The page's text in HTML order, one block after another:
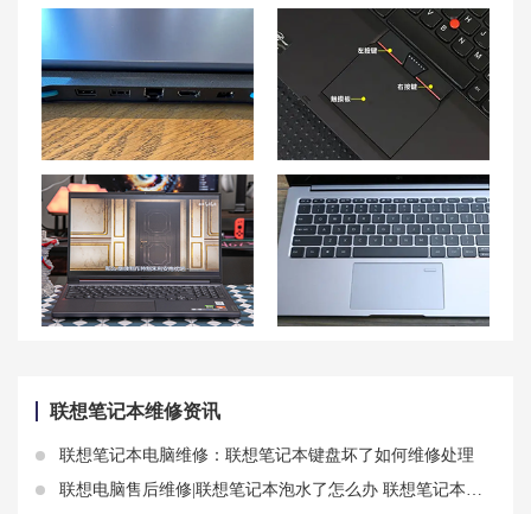
联想拯救者 R9000P出现不明响声怎么办？ 平庸发烫？实用技巧帮你处理联想拯救者Y7000P笔记本发烫问题！
联想游戏本G5000电源管理设置优化技巧 联想笔记本触摸板开关方法 联想电脑如何开关触控板
联想笔记本维修资讯
联想笔记本电脑维修：联想笔记本键盘坏了如何维修处理
联想电脑售后维修|联想笔记本泡水了怎么办 联想笔记本泡水解决方法